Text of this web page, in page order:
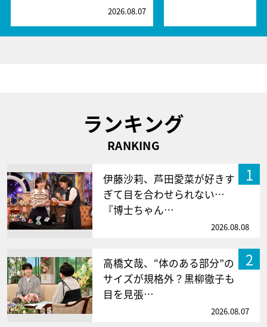
2026.08.07
ランキング
RANKING
1
伊藤沙莉、芦田愛菜が好きす
ぎて目を合わせられない…
『博士ちゃん…
2026.08.08
2
高橋文哉、“体のある部分”の
サイズが規格外？黒柳徹子も
目を見張…
2026.08.07